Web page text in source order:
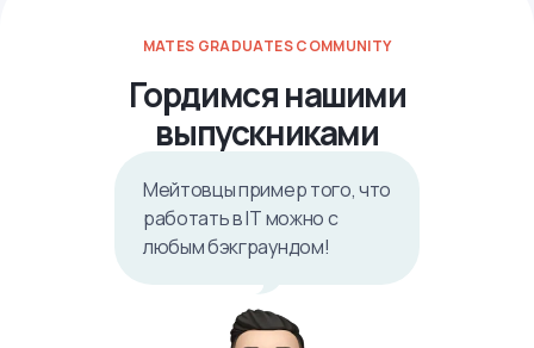
MATES GRADUATES COMMUNITY
Гордимся нашими
выпускниками
Мейтовцы пример того, что
работать в IТ можно с
любым бэкграундом!